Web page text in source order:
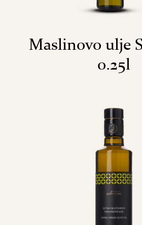
Maslinovo ulje
0.25l